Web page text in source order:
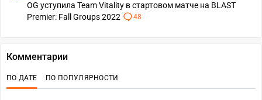
OG уступила Team Vitality в стартовом матче на BLAST
Premier: Fall Groups 2022
48
Комментарии
ПО ДАТЕ ПО ПОПУЛЯРНОСТИ